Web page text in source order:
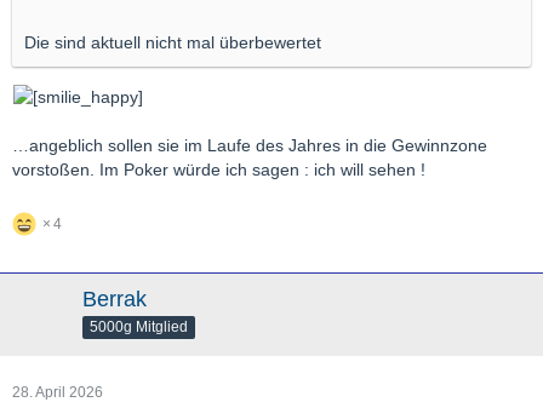
Die sind aktuell nicht mal überbewertet
…angeblich sollen sie im Laufe des Jahres in die Gewinnzone
vorstoßen. Im Poker würde ich sagen : ich will sehen !
4
Berrak
5000g Mitglied
28. April 2026